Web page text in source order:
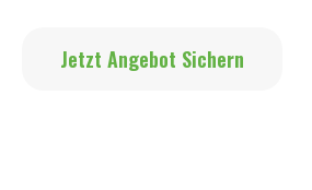
Jetzt Angebot Sichern